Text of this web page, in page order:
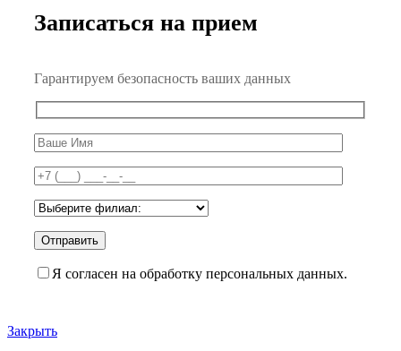
Записаться на прием
Гарантируем безопасность ваших данных
Я согласен на обработку персональных данных.
Закрыть